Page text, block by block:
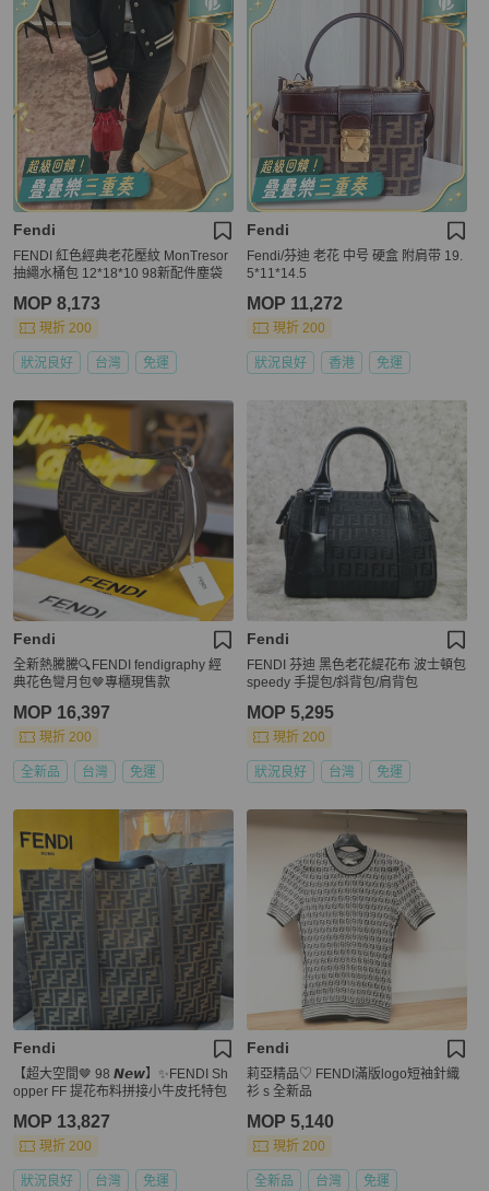
Fendi
FENDI 紅色經典老花壓紋 MonTresor
抽繩水桶包 12*18*10 98新配件塵袋
MOP 8,173
現折 200
狀況良好 台灣 免運
Fendi
Fendi/芬迪 老花 中号 硬盒 附肩带 19.
5*11*14.5
MOP 11,272
現折 200
狀況良好 香港 免運
Fendi
全新熱騰騰🔍FENDI fendigraphy 經
典花色彎月包🤎專櫃現售款
MOP 16,397
現折 200
全新品 台灣 免運
Fendi
FENDI 芬迪 黑色老花緹花布 波士頓包
speedy 手提包/斜背包/肩背包
MOP 5,295
現折 200
狀況良好 台灣 免運
Fendi
【超大空間🤎 98 𝙉𝙚𝙬】✨FENDI Sh
opper FF 提花布料拼接小牛皮托特包
MOP 13,827
現折 200
狀況良好 台灣 免運
Fendi
莉亞精品♡ FENDI滿版logo短袖針織
衫 s 全新品
MOP 5,140
現折 200
全新品 台灣 免運